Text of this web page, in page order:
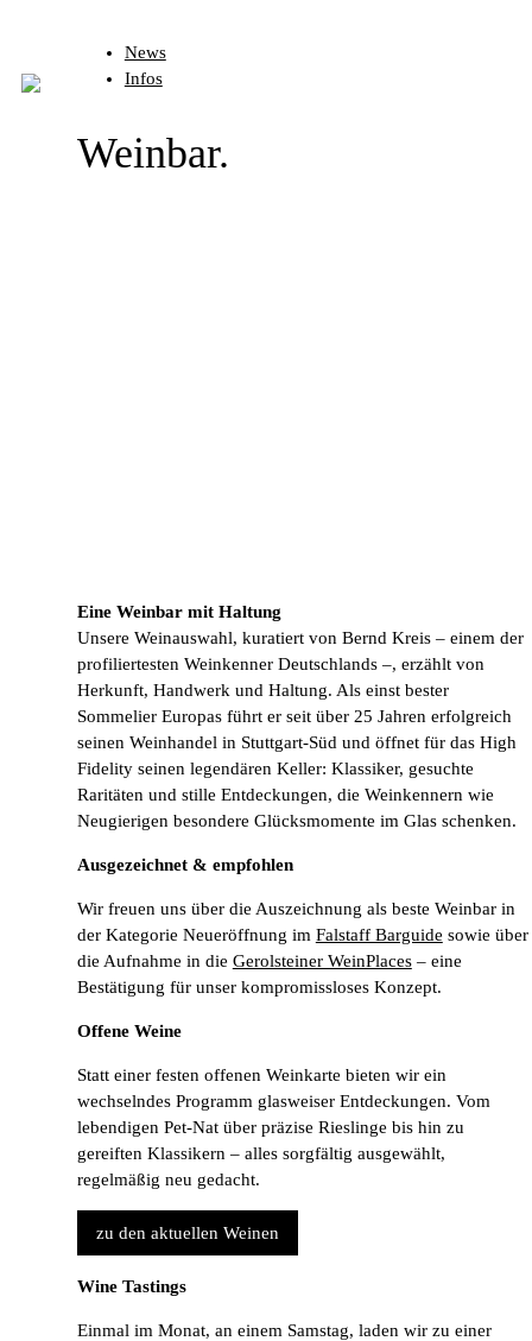
News
Infos
Weinbar.
Eine Weinbar mit Haltung
Unsere Weinauswahl, kuratiert von Bernd Kreis – einem der
profiliertesten Weinkenner Deutschlands –, erzählt von
Herkunft, Handwerk und Haltung. Als einst bester
Sommelier Europas führt er seit über 25 Jahren erfolgreich
seinen Weinhandel in Stuttgart-Süd und öffnet für das High
Fidelity seinen legendären Keller: Klassiker, gesuchte
Raritäten und stille Entdeckungen, die Weinkennern wie
Neugierigen besondere Glücksmomente im Glas schenken.
Ausgezeichnet & empfohlen
Wir freuen uns über die Auszeichnung als beste Weinbar in
der Kategorie Neueröffnung im Falstaff Barguide sowie über
die Aufnahme in die Gerolsteiner WeinPlaces– eine
Bestätigung für unser kompromissloses Konzept.
Offene Weine
Statt einer festen offenen Weinkarte bieten wir ein
wechselndes Programm glasweiser Entdeckungen. Vom
lebendigen Pet-Nat über präzise Rieslinge bis hin zu
gereiften Klassikern – alles sorgfältig ausgewählt,
regelmäßig neu gedacht.
zu den aktuellen Weinen
Wine Tastings
Einmal im Monat, an einem Samstag, laden wir zu einer